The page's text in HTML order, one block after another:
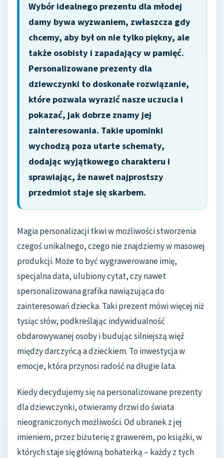
Wybór idealnego prezentu dla młodej
damy bywa wyzwaniem, zwłaszcza gdy
chcemy, aby był on nie tylko piękny, ale
także osobisty i zapadający w pamięć.
Personalizowane prezenty dla
dziewczynki to doskonałe rozwiązanie,
które pozwala wyrazić nasze uczucia i
pokazać, jak dobrze znamy jej
zainteresowania. Takie upominki
wychodzą poza utarte schematy,
dodając wyjątkowego charakteru i
sprawiając, że nawet najprostszy
przedmiot staje się skarbem.
Magia personalizacji tkwi w możliwości stworzenia
czegoś unikalnego, czego nie znajdziemy w masowej
produkcji. Może to być wygrawerowane imię,
specjalna data, ulubiony cytat, czy nawet
spersonalizowana grafika nawiązująca do
zainteresowań dziecka. Taki prezent mówi więcej niż
tysiąc słów, podkreślając indywidualność
obdarowywanej osoby i budując silniejszą więź
między darczyńcą a dzieckiem. To inwestycja w
emocje, która przynosi radość na długie lata.
Kiedy decydujemy się na personalizowane prezenty
dla dziewczynki, otwieramy drzwi do świata
nieograniczonych możliwości. Od ubranek z jej
imieniem, przez biżuterię z grawerem, po książki, w
których staje się główną bohaterką – każdy z tych